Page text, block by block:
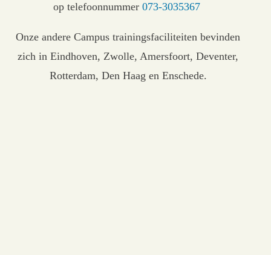
op telefoonnummer 073-3035367
Onze andere Campus trainingsfaciliteiten bevinden
zich in Eindhoven, Zwolle, Amersfoort, Deventer,
Rotterdam, Den Haag en Enschede.